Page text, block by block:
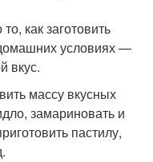
как заготовить
условиях —
вкус.
массу вкусных
замариновать и
пастилу,